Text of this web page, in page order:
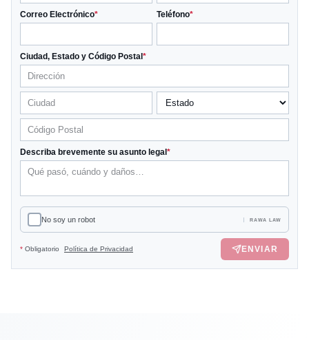
Correo Electrónico* Teléfono*
Ciudad, Estado y Código Postal *
Describa brevemente su asunto legal *
No soy un robot RAWA LAW
* Obligatorio Política de Privacidad ENVIAR